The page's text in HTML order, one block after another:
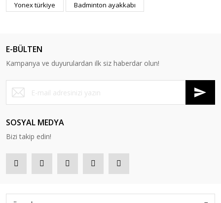
Yonex türkiye
Badminton ayakkabı
E-BÜLTEN
Kampanya ve duyurulardan ilk siz haberdar olun!
SOSYAL MEDYA
Bizi takip edin!